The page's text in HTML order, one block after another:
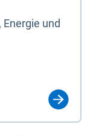
und